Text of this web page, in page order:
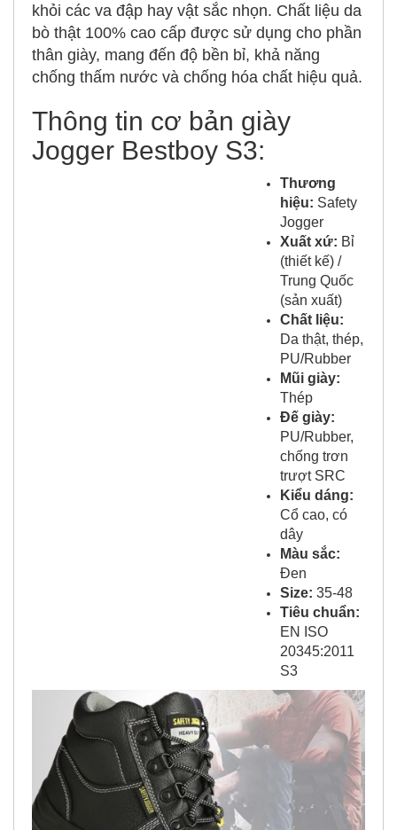
khỏi các va đập hay vật sắc nhọn. Chất liệu da
bò thật 100% cao cấp được sử dụng cho phần
thân giày, mang đến độ bền bỉ, khả năng
chống thấm nước và chống hóa chất hiệu quả.
Thông tin cơ bản giày
Jogger Bestboy S3:
Thương
hiệu: Safety
Jogger
Xuất xứ: Bỉ
(thiết kế) /
Trung Quốc
(sản xuất)
Chất liệu:
Da thật, thép,
PU/Rubber
Mũi giày:
Thép
Đế giày:
PU/Rubber,
chống trơn
trượt SRC
Kiểu dáng:
Cổ cao, có
dây
Màu sắc:
Đen
Size: 35-48
Tiêu chuẩn:
EN ISO
20345:2011
S3